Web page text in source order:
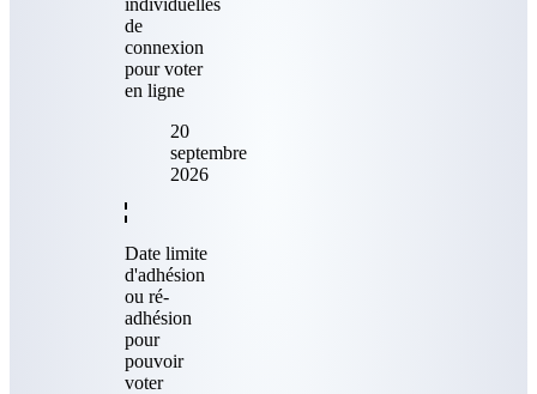
de
connexion
pour voter
en ligne
20
septembre
2026
Date limite
d'adhésion
ou ré-
adhésion
pour
pouvoir
voter